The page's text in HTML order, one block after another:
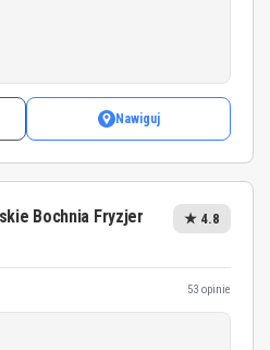
Nawiguj
Bochnia Fryzjer ★ 4.8
53 opinie